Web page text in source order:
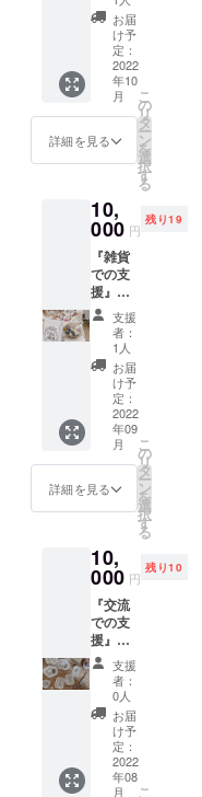
お菓子
の提供
があり
ます。
＊内装
終了予
定（８
頃）ま
での期
す。 ＊
日程は
ご相談
させて
くださ
い。 ＊
交通費
はご負
担くだ
さい。
ターン
１口に
つき１
時間で
す。 ③
くるみ
店長と
ゆっく
物がで
きま
す。 ８
月２９
日 １
０時～
２１時
までの
１時間
８月３
０日
１０時
～２１
時まで
の１時
３１
日 １
までの
１時間
詳細時
間につ
きまし
ては、
後日ご
相談さ
せてく
ださ
い。
たもの
をお送
りした
いの
で、
メール
でやり
取りさ
希望の
アクセ
サリー
の種類
を伺わ
せてい
ただき
ます。
例・へ
アアク
セサ
リー、
ヘアク
リッ
プ、ピ
アス各
一点ず
※お写真
なりま
す。 ＊
くるみ
店長直
筆のお
手紙も
セット
です。
＊送料
(¥600)
込みの
価格で
す。
チケッ
ト（3～
4時間）
くるみ
店長と
お菓子
をつま
みなが
ら、何
気ない
してみ
ません
か。 雑
貨やハ
ンドメ
イドの
話だけ
でな
く、何
でも話
してみ
てくだ
さい。
日程：
OPEN
後10月
頃～、
4時間
場所：
くるも
り雑貨
店内 有
効期
限：
2022年
10月〜
2023年
3月 ＊
交通費
はご負
担くだ
お届
け予
定：
2022
年10
月
詳細を見る
こ
の
リ
タ
ー
ン
を
選
択
す
る
10,
000 円
残り19
『雑貨
での支
援』作
家さま
たちの
OPEN
記念限
定作品
SET
OPEN
記念と
して、
魅力的
な作家
さまた
ちにく
雑貨店
の限定
作品を
製作し
ていた
だきま
す。 そ
の中か
らセレ
クトし
てお送
りしま
す。 遠
方のお
支援
者：
1人
お届
け予
定：
2022
年09
月
詳細を見る
こ
の
リ
タ
ー
ン
を
選
択
す
る
10,
000 円
残り10
『交流
での支
援』く
るみ店
長と一
緒にも
くもく
会（1
日、
10:00～
18:00
支援
者：
0人
お届
け予
定：
2022
年08
月
こ